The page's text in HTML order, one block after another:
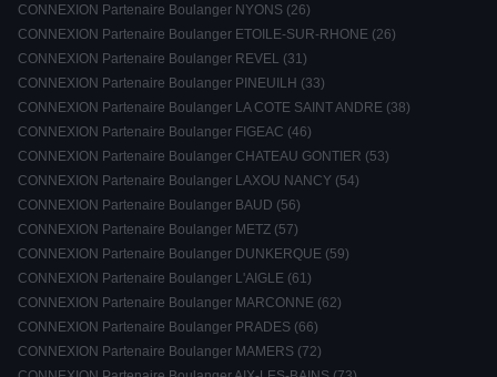
CONNEXION Partenaire Boulanger NYONS (26)
CONNEXION Partenaire Boulanger ETOILE-SUR-RHONE (26)
CONNEXION Partenaire Boulanger REVEL (31)
CONNEXION Partenaire Boulanger PINEUILH (33)
CONNEXION Partenaire Boulanger LA COTE SAINT ANDRE (38)
CONNEXION Partenaire Boulanger FIGEAC (46)
CONNEXION Partenaire Boulanger CHATEAU GONTIER (53)
CONNEXION Partenaire Boulanger LAXOU NANCY (54)
CONNEXION Partenaire Boulanger BAUD (56)
CONNEXION Partenaire Boulanger METZ (57)
CONNEXION Partenaire Boulanger DUNKERQUE (59)
CONNEXION Partenaire Boulanger L'AIGLE (61)
CONNEXION Partenaire Boulanger MARCONNE (62)
CONNEXION Partenaire Boulanger PRADES (66)
CONNEXION Partenaire Boulanger MAMERS (72)